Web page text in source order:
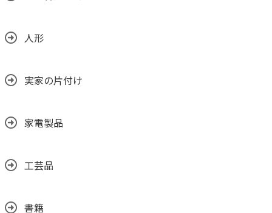
人形
実家の片付け
家電製品
工芸品
書籍